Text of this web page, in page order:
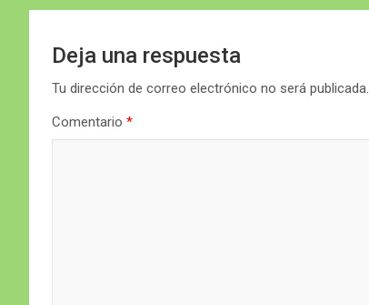
Deja una respuesta
Tu dirección de correo electrónico no será publicada.
Comentario *